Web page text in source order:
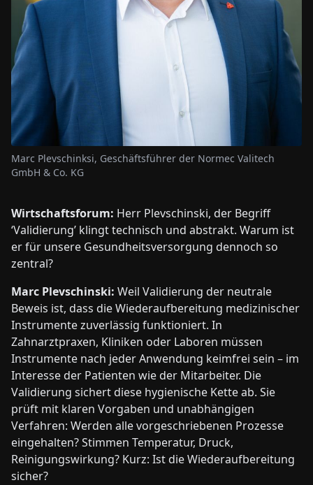
Wirtschaftsforum: Herr Plevschinski, der Begriff
‘Validierung’ klingt technisch und abstrakt. Warum ist
er für unsere Gesundheitsversorgung dennoch so
zentral?
Marc Plevschinski: Weil Validierung der neutrale
Beweis ist, dass die Wiederaufbereitung medizinischer
Instrumente zuverlässig funktioniert. In
Zahnarztpraxen, Kliniken oder Laboren müssen
Instrumente nach jeder Anwendung keimfrei sein – im
Interesse der Patienten wie der Mitarbeiter. Die
Validierung sichert diese hygienische Kette ab. Sie
prüft mit klaren Vorgaben und unabhängigen
Verfahren: Werden alle vorgeschriebenen Prozesse
eingehalten? Stimmen Temperatur, Druck,
Reinigungswirkung? Kurz: Ist die Wiederaufbereitung
sicher?
Marc Plevschinksi, Geschäftsführer der Normec Valitech
GmbH & Co. KG